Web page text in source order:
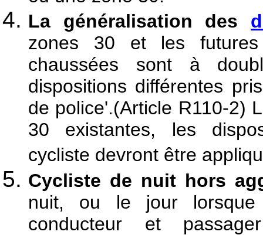
La généralisation des
zones 30 et les
chaussées sont à
dispositions différentes
de police'.(Article R110-2)
30 existantes, les
cycliste devront être
Cycliste de nuit hors
nuit, ou le jour lorsque
conducteur et